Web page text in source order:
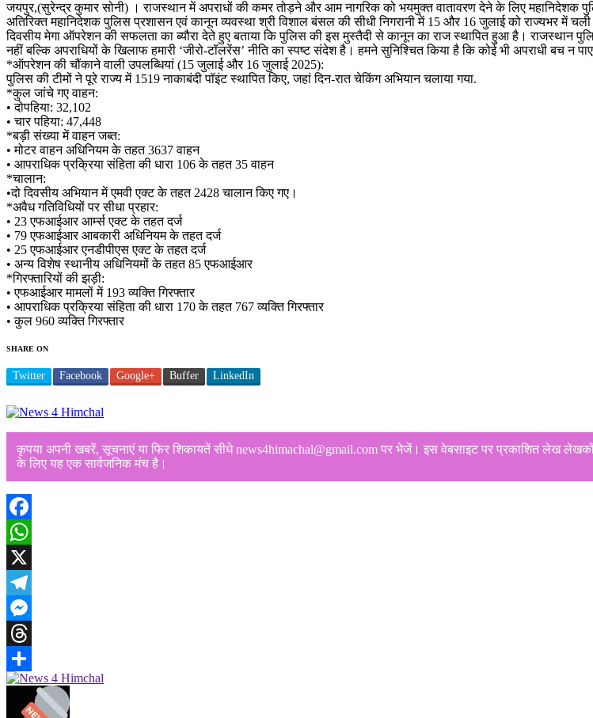
जयपुर,(सुरेन्द्र कुमार सोनी) । राजस्थान में अपराधों की कमर तोड़ने और आम नागरिक को भयमुक्त वातावरण देने के लिए महानिदेशक
अतिरिक्त महानिदेशक पुलिस प्रशासन एवं कानून व्यवस्था श्री विशाल बंसल की सीधी निगरानी में 15 और 16 जुलाई को राज्यभर में
दिवसीय मेगा ऑपरेशन की सफलता का ब्यौरा देते हुए बताया कि पुलिस की इस मुस्तैदी से कानून का राज स्थापित हुआ है। राजस्थान
नहीं बल्कि अपराधियों के खिलाफ हमारी ‘जीरो-टॉलरेंस’ नीति का स्पष्ट संदेश है। हमने सुनिश्चित किया है कि कोई भी अपराधी बच न
*ऑपरेशन की चौंकाने वाली उपलब्धियां (15 जुलाई और 16 जुलाई 2025):
पुलिस की टीमों ने पूरे राज्य में 1519 नाकाबंदी पॉइंट स्थापित किए, जहां दिन-रात चेकिंग अभियान चलाया गया.
*कुल जांचे गए वाहन:
• दोपहिया: 32,102
• चार पहिया: 47,448
*बड़ी संख्या में वाहन जब्त:
• मोटर वाहन अधिनियम के तहत 3637 वाहन
• आपराधिक प्रक्रिया संहिता की धारा 106 के तहत 35 वाहन
*चालान:
•दो दिवसीय अभियान में एमवी एक्ट के तहत 2428 चालान किए गए।
*अवैध गतिविधियों पर सीधा प्रहार:
• 23 एफआईआर आर्म्स एक्ट के तहत दर्ज
• 79 एफआईआर आबकारी अधिनियम के तहत दर्ज
• 25 एफआईआर एनडीपीएस एक्ट के तहत दर्ज
• अन्य विशेष स्थानीय अधिनियमों के तहत 85 एफआईआर
*गिरफ्तारियों की झड़ी:
• एफआईआर मामलों में 193 व्यक्ति गिरफ्तार
• आपराधिक प्रक्रिया संहिता की धारा 170 के तहत 767 व्यक्ति गिरफ्तार
• कुल 960 व्यक्ति गिरफ्तार
SHARE ON
Twitter Facebook Google+ Buffer LinkedIn
कृपया अपनी खबरें, सूचनाएं या फिर शिकायतें सीधे news4himachal@gmail.com पर भेजें। इस वेबसाइट पर प्रकाशित लेख
के लिए यह एक सार्वजनिक मंच है।
Facebook
WhatsApp
X
Telegram
Messenger
Threads
Share